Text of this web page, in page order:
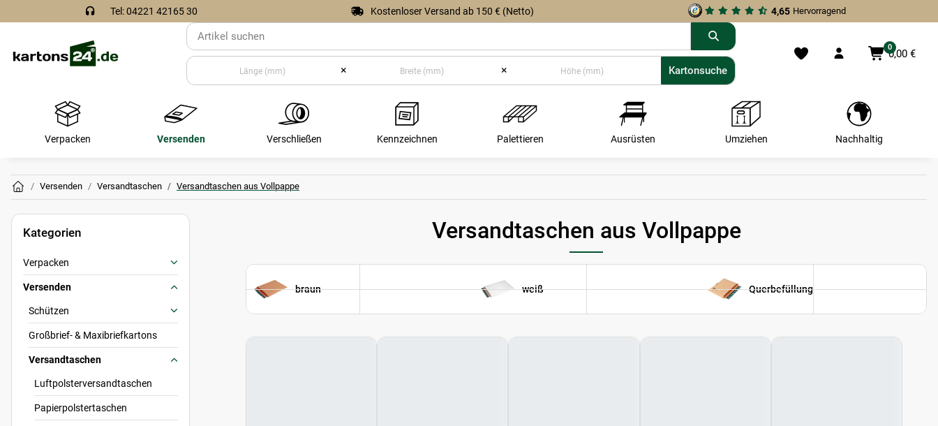
Tel: 04221 42165 30 Kostenloser Versand ab 150 € (Netto) 4,65 Hervorragend
0
0,00 €
× × Kartonsuche
Kartonsuche
Verpacken Versenden Verschließen Kennzeichnen Palettieren Ausrüsten Umziehen Nachhaltig
Versenden Versandtaschen Versandtaschen aus Vollpappe
Versandtaschen aus Vollpappe
braun weiß Querbefüllung
Kategorien
Verpacken
Versenden
Schützen
Großbrief- & Maxibriefkartons
Versandtaschen
Luftpolsterversandtaschen
Papierpolstertaschen